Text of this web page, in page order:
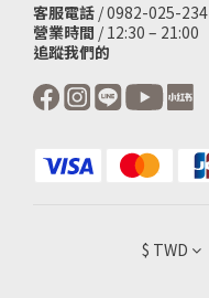
客服電話 / 0982-025-234
營業時間 / 12:30 – 21:00
追蹤我們的
$ TWD